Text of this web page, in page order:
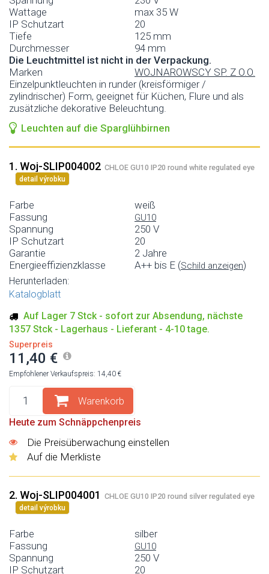
Wattage
max 35 W
IP Schutzart
20
Tiefe
125 mm
Durchmesser
94 mm
Die Leuchtmittel ist nicht in der Verpackung.
Marken
WOJNAROWSCY SP. Z O.O.
Einzelpunktleuchten in runder (kreisförmiger /
zylindrischer) Form, geeignet für Küchen, Flure und als
zusätzliche dekorative Beleuchtung.
Leuchten auf die Sparglühbirnen
1. Woj-SLIP004002 CHLOE GU10 IP20 round white regulated eye
detail výrobku
Farbe
weiß
Fassung
GU10
Spannung
250 V
IP Schutzart
20
Garantie
2 Jahre
Energieeffizienzklasse
A++ bis E (Schild anzeigen)
Herunterladen:
Katalogblatt
Auf Lager 7 Stck - sofort zur Absendung, nächste
1357 Stck - Lagerhaus - Lieferant - 4-10 tage.
Superpreis
11,40 €
Empfohlener Verkaufspreis: 14,40 €
Warenkorb
Heute zum Schnäppchenpreis
Die Preisüberwachung einstellen
Auf die Merkliste
2. Woj-SLIP004001 CHLOE GU10 IP20 round silver regulated eye
detail výrobku
Farbe
silber
Fassung
GU10
Spannung
250 V
IP Schutzart
20